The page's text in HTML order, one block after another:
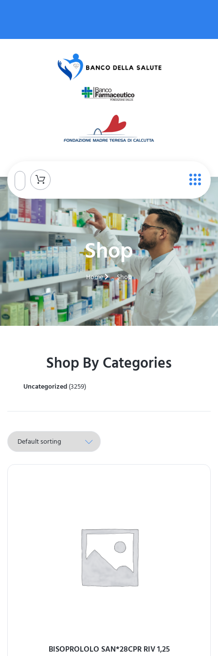
Shop
Home Shop
Shop By Categories
Uncategorized(3259)
BISOPROLOLO SAN*28CPR RIV 1,25